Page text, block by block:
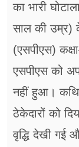
का भारी
साल की उम्र)
(एसपीएस)
एसपीएस को
नहीं हुआ।
ठेकेदारों को
वृद्धि देखी गई